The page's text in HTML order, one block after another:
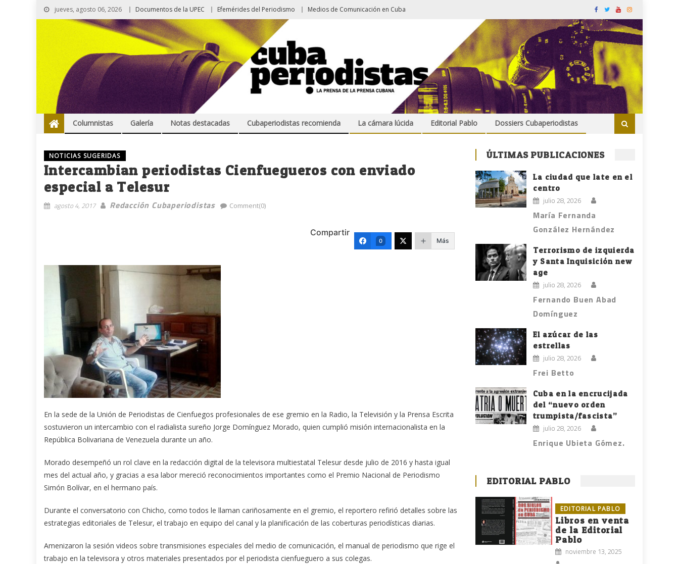
jueves, agosto 06, 2026 Documentos de la UPEC Efemérides del Periodismo Medios de Comunicación en Cuba
Columnistas Galería Notas destacadas Cubaperiodistas recomienda La cámara lúcida Editorial Pablo Dossiers Cubaperiodistas
NOTICIAS SUGERIDAS
Intercambian periodistas Cienfuegueros con enviado
especial a Telesur
agosto 4, 2017 Redacción Cubaperiodistas Comment(0)
Compartir
0 Más
En la sede de la Unión de Periodistas de Cienfuegos profesionales de ese gremio en la Radio, la Televisión y la Prensa Escrita
sostuvieron un intercambio con el radialista sureño Jorge Domínguez Morado, quien cumplió misión internacionalista en la
República Bolivariana de Venezuela durante un año.
Morado desempeñó un rol clave en la redacción digital de la televisora multiestatal Telesur desde julio de 2016 y hasta igual
mes del actual año, y gracias a esa labor mereció reconocimientos importantes como el Premio Nacional de Periodismo
Simón Bolívar, en el hermano país.
Durante el conversatorio con Chicho, como todos le llaman cariñosamente en el gremio, el reportero refirió detalles sobre las
estrategias editoriales de Telesur, el trabajo en equipo del canal y la planificación de las coberturas periodísticas diarias.
Amenizaron la sesión videos sobre transmisiones especiales del medio de comunicación, el manual de periodismo que rige el
trabajo en la televisora y otros materiales presentados por el periodista cienfueguero a sus colegas.
ÚLTIMAS PUBLICACIONES
La ciudad que late en el
centro
julio 28, 2026
María Fernanda
González Hernández
Terrorismo de izquierda
y Santa Inquisición new
age
julio 28, 2026
Fernando Buen Abad
Domínguez
El azúcar de las
estrellas
julio 28, 2026
Frei Betto
Cuba en la encrucijada
del “nuevo orden
trumpista/fascista”
julio 28, 2026
Enrique Ubieta Gómez.
EDITORIAL PABLO
EDITORIAL PABLO
Libros en venta
de la Editorial
Pablo
noviembre 13, 2025